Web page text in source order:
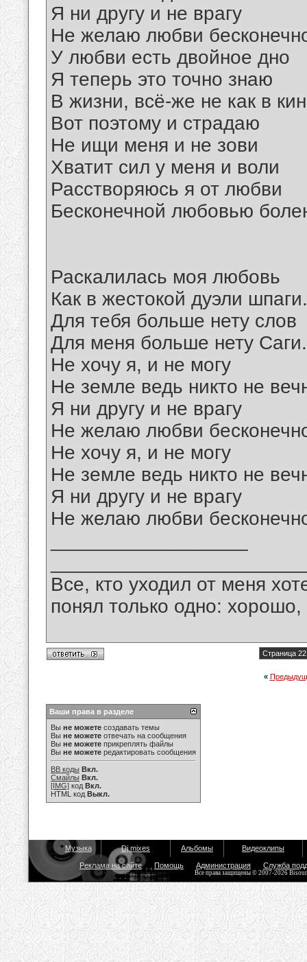
Я ни другу и не врагу
Не желаю любви
У любви есть двойное дно
Я теперь это точно знаю
В жизни, всё-же не как в
Вот поэтому и страдаю
Не ищи меня и не зови
Хватит сил у меня и воли
Расстворяюсь я от любви
Бесконечной любовью
Раскалилась моя любовь
Как в жестокой дуэли шпаги.
Для тебя больше нету слов
Для меня больше нету Саги.
Не хочу я, и не могу
Не земле ведь никто не
Я ни другу и не врагу
Не желаю любви
Не хочу я, и не могу
Не земле ведь никто не
Я ни другу и не врагу
Не желаю любви
Все, кто уходил от меня
понял только одно:
Страница
«
Ваши права в разделе
Вы не можете создавать темы
Вы не можете отвечать на сообщения
Вы не можете прикреплять файлы
Вы не можете редактировать сообщения
BB коды Вкл.
Смайлы Вкл.
[IMG] код Вкл.
HTML код Выкл.
Музыка Dj mixes Альбомы Видеоклипы
Реклама на сайте Помощь Администрация Служба
Все права защищены © 2007-2026